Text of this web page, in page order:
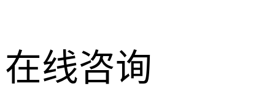
在线咨询